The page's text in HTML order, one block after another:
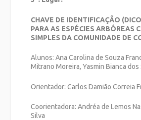
CHAVE DE IDENTIFICAÇÃO
PARA AS ESPÉCIES ARBÓREAS
SIMPLES DA COMUNIDADE DE
Alunos: Ana Carolina de Souza
Mitrano Moreira, Yasmin Bianca
Orientador: Carlos Damião Correia
Coorientadora: Andréa de Lemos
Silva